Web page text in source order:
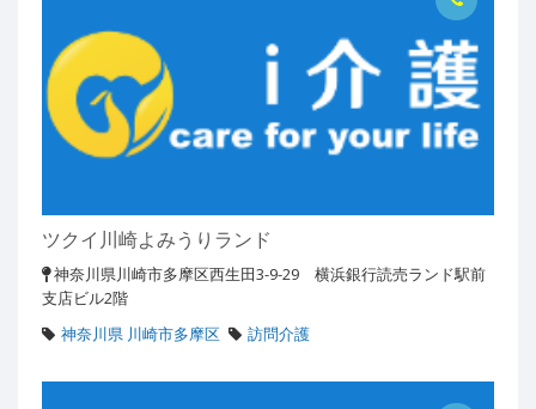
ツクイ川崎よみうりランド
神奈川県川崎市多摩区西生田3-9-29 横浜銀行読売ランド駅前
支店ビル2階
神奈川県 川崎市多摩区
訪問介護